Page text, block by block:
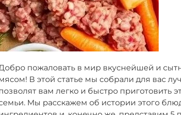
пожаловать в мир вкуснейшей и
В этой статье мы собрали для вас
вам легко и быстро приготовить
Мы расскажем об истории этого